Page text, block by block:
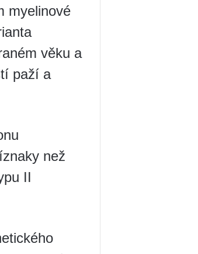
myelinové
věku a
paží a
než
II